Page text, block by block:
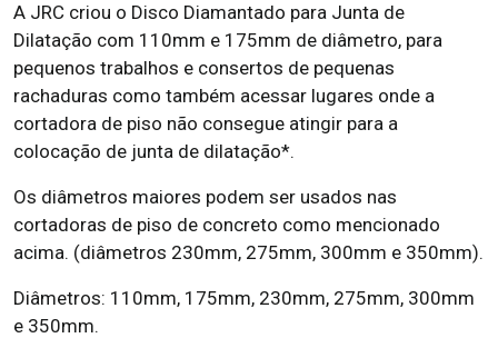
A JRC criou o Disco Diamantado para Junta de
Dilatação com 110mm e 175mm de diâmetro, para
pequenos trabalhos e consertos de pequenas
rachaduras como também acessar lugares onde a
cortadora de piso não consegue atingir para a
colocação de junta de dilatação*.
Os diâmetros maiores podem ser usados nas
cortadoras de piso de concreto como mencionado
acima. (diâmetros 230mm, 275mm, 300mm e 350mm).
Diâmetros: 110mm, 175mm, 230mm, 275mm, 300mm
e 350mm.